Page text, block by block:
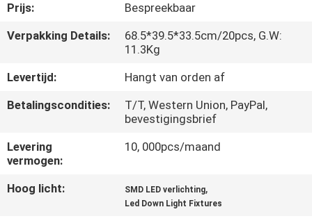
CONTACTEER
VERZOEK
CITAAT
SITEMAP
Prijs:
Bespreekbaar
Verpakking Details:
68.5*39.5*33.5cm/20pcs, G.W:
11.3Kg
Levertijd:
Hangt van orden af
Betalingscondities:
T/T, Western Union, PayPal,
bevestigingsbrief
Levering
vermogen:
10, 000pcs/maand
Hoog licht: SMD LED verlichting,
Led Down Light Fixtures